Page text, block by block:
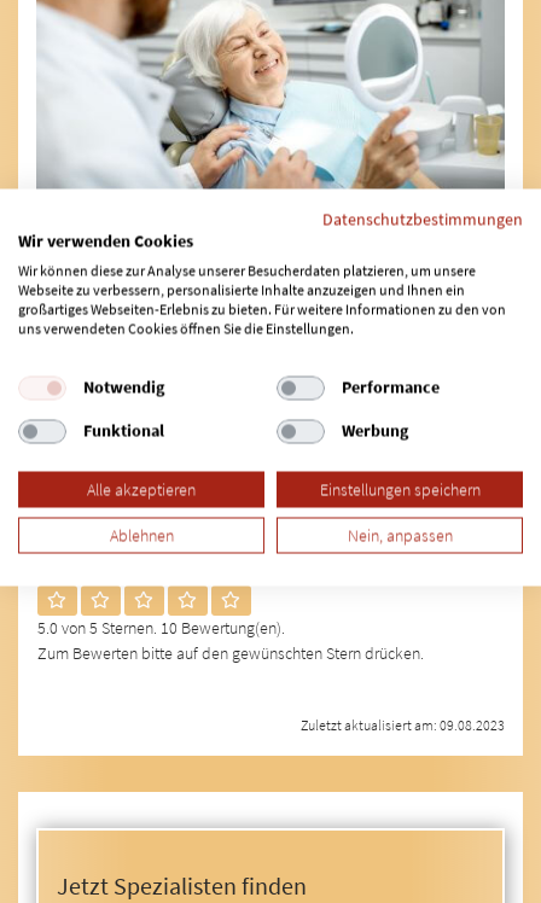
Um den richtigen Implantationszeitpunkt zu finden,
ist eine umfassende Diagnostik besonders wichtig.
Mittels Röntgendiagnostik werden
zweidimensionale Aufnahmen des Kiefers
auch die dreidimensionale Röntgentechnik (DVT),
um schwierige Situationen oder den richtigen
können. Erfahren Sie mehr zum Thema:Diagnostik
für Zahnimplantate.
5.0 von 5 Sternen. 10 Bewertung(en).
Zum Bewerten bitte auf den gewünschten Stern drücken.
Zuletzt aktualisiert am: 09.08.2023
Jetzt Spezialisten finden
Datenschutzbestimmungen
Wir verwenden Cookies
Wir können diese zur Analyse unserer Besucherdaten platzieren, um unsere
Webseite zu verbessern, personalisierte Inhalte anzuzeigen und Ihnen ein
großartiges Webseiten-Erlebnis zu bieten. Für weitere Informationen zu den von
uns verwendeten Cookies öffnen Sie die Einstellungen.
Notwendig
Performance
Funktional
Werbung
Alle akzeptieren Einstellungen speichern
Ablehnen Nein, anpassen